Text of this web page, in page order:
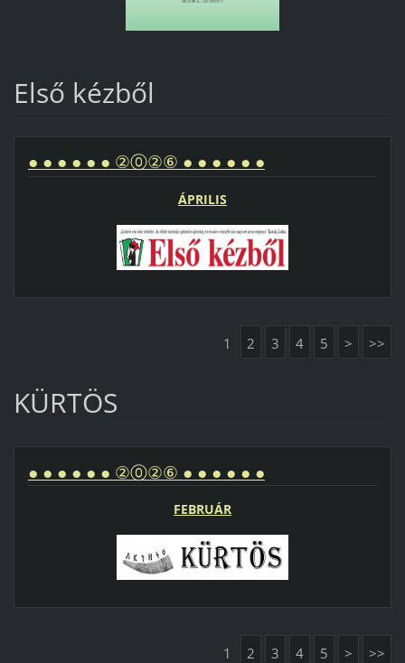
Első kézből
● ● ● ● ● ● ②⓪②⑥ ● ● ● ● ● ●
ÁPRILIS
1 2 3 4 5 > >>
KÜRTÖS
● ● ● ● ● ● ②⓪②⑥ ● ● ● ● ● ●
FEBRUÁR
1 2 3 4 5 > >>